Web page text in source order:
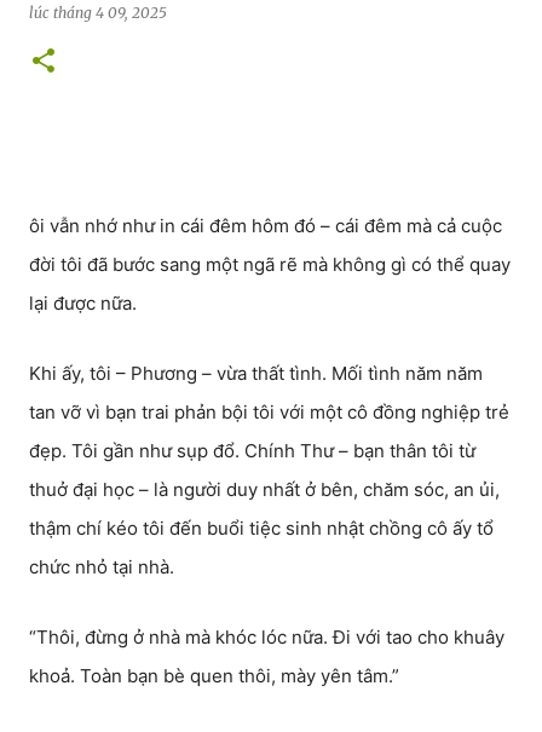
lúc tháng 4 09, 2025
ôi vẫn nhớ như in cái đêm hôm đó – cái đêm mà cả cuộc
đời tôi đã bước sang một ngã rẽ mà không gì có thể quay
lại được nữa.
Khi ấy, tôi – Phương – vừa thất tình. Mối tình năm năm
tan vỡ vì bạn trai phản bội tôi với một cô đồng nghiệp trẻ
đẹp. Tôi gần như sụp đổ. Chính Thư – bạn thân tôi từ
thuở đại học – là người duy nhất ở bên, chăm sóc, an ủi,
thậm chí kéo tôi đến buổi tiệc sinh nhật chồng cô ấy tổ
chức nhỏ tại nhà.
“Thôi, đừng ở nhà mà khóc lóc nữa. Đi với tao cho khuây
khoả. Toàn bạn bè quen thôi, mày yên tâm.”